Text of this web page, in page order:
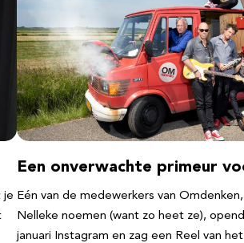
je
Een onverwachte primeur
Eén van de medewerkers van
Nelleke noemen (want zo heet ze),
januari Instagram en zag een Reel van